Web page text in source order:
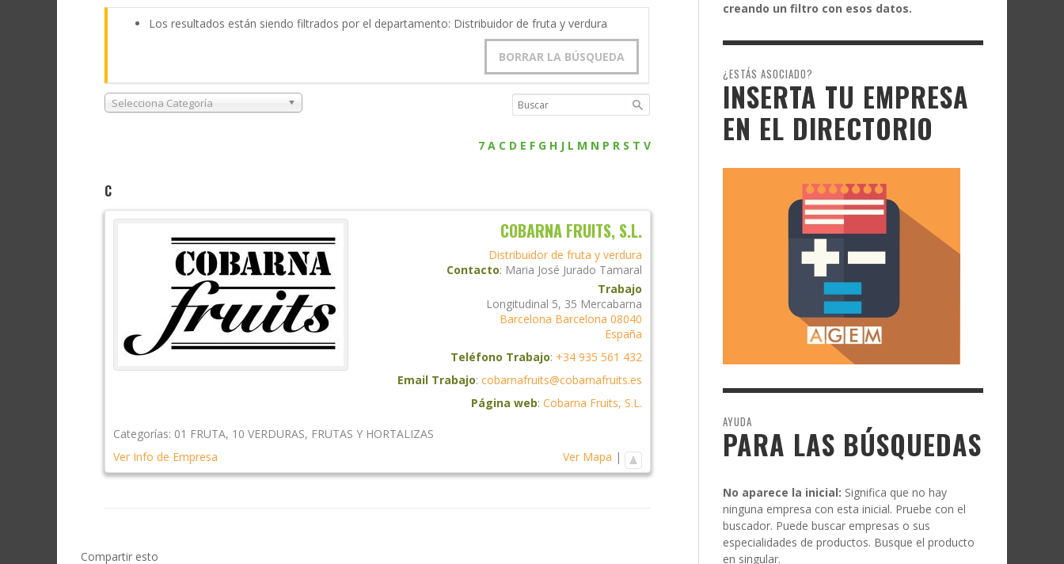
Los resultados están siendo filtrados por el departamento: Distribuidor de fruta y verdura
BORRAR LA BÚSQUEDA
Selecciona Categoría
7 A C D E F G H J L M N P R S T V
C
COBARNA FRUITS, S.L.
Distribuidor de fruta y verdura
Contacto: Maria José Jurado Tamaral
Trabajo
Longitudinal 5, 35 Mercabarna
Barcelona Barcelona 08040
España
Teléfono Trabajo: +34 935 561 432
Email Trabajo: cobarnafruits@cobarnafruits.es
Página web: Cobarna Fruits, S.L.
Categorías: 01 FRUTA, 10 VERDURAS, FRUTAS Y HORTALIZAS
Ver Info de Empresa
Ver Mapa |
Compartir esto
creando un filtro con esos datos.
¿ESTÁS ASOCIADO?
INSERTA TU EMPRESA
EN EL DIRECTORIO
AYUDA
PARA LAS BÚSQUEDAS
No aparece la inicial: Significa que no hay
ninguna empresa con esta inicial. Pruebe con el
buscador. Puede buscar empresas o sus
especialidades de productos. Busque el producto
en singular.